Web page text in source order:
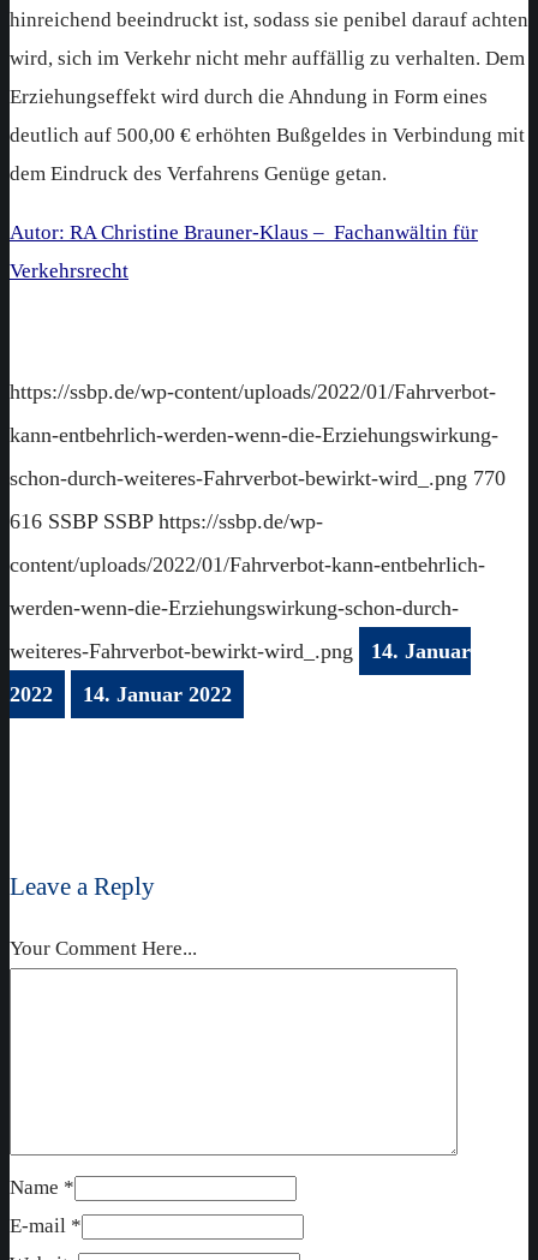
hinreichend beeindruckt ist, sodass sie penibel darauf achten
wird, sich im Verkehr nicht mehr auffällig zu verhalten. Dem
Erziehungseffekt wird durch die Ahndung in Form eines
deutlich auf 500,00 € erhöhten Bußgeldes in Verbindung mit
dem Eindruck des Verfahrens Genüge getan.
Autor: RA Christine Brauner-Klaus – Fachanwältin für
Verkehrsrecht
https://ssbp.de/wp-content/uploads/2022/01/Fahrverbot-
kann-entbehrlich-werden-wenn-die-Erziehungswirkung-
schon-durch-weiteres-Fahrverbot-bewirkt-wird_.png 770
616 SSBP SSBP https://ssbp.de/wp-
content/uploads/2022/01/Fahrverbot-kann-entbehrlich-
werden-wenn-die-Erziehungswirkung-schon-durch-
weiteres-Fahrverbot-bewirkt-wird_.png
14. Januar
2022
14. Januar 2022
Leave a Reply
Your Comment Here...
Name *
E-mail *